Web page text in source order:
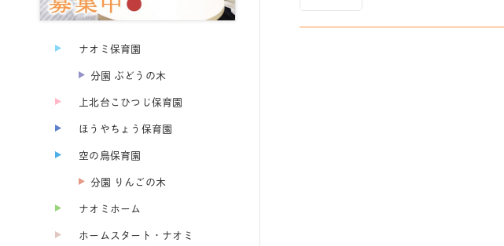
ナオミ保育園
分園 ぶどうの木
上北台こひつじ保育園
ほうやちょう保育園
空の鳥保育園
分園 りんごの木
ナオミホーム
ホームスタート・ナオミ